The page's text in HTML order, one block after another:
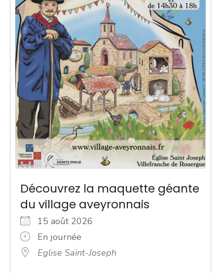
Découvrez la maquette géante
du village aveyronnais
15 août 2026
En journée
Eglise Saint-Joseph